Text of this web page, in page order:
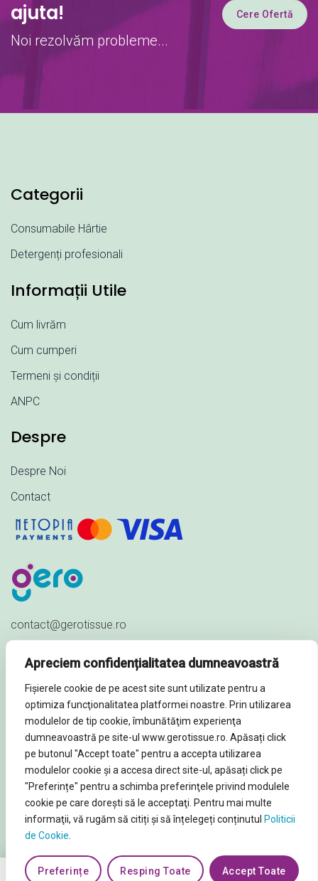
Apreciem confidențialitatea dumneavoastră
Fișierele cookie de pe acest site sunt utilizate pentru a
optimiza funcţionalitatea platformei noastre. Prin utilizarea
modulelor de tip cookie, îmbunătăţim experienţa
dumneavoastră pe site-ul www.gerotissue.ro. Apăsați click
pe butonul "Accept toate" pentru a accepta utilizarea
modulelor cookie şi a accesa direct site-ul, apăsați click pe
"Preferințe" pentru a schimba preferinţele privind modulele
cookie pe care doreşti să le acceptaţi. Pentru mai multe
informaţii, vă rugăm să citiți și să înțelegeți conținutul Politicii
de Cookie
Preferințe Resping Toate Accept Toate
ajuta!
Noi rezolvăm probleme...
Cere Ofertă
Categorii
Consumabile Hârtie
Detergenți profesionali
Informații Utile
Cum livrăm
Cum cumperi
Termeni și condiții
ANPC
Despre
Despre Noi
Contact
contact@gerotissue.ro
Str. Al. Ioan Cuza nr. 23,
Sat Păuleștii Noi, Comuna Păulești,
Prahova - ROMÂNIA
© Soluții profesionale igienă și curățenie 2026. Toate
Drepturile rezervate
0